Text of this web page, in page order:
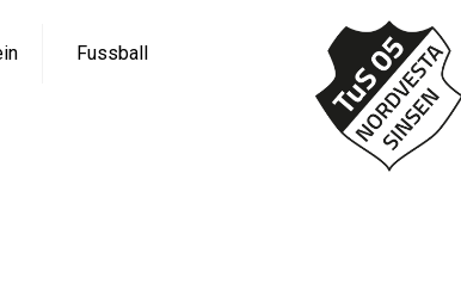
Fussball
Hartmann